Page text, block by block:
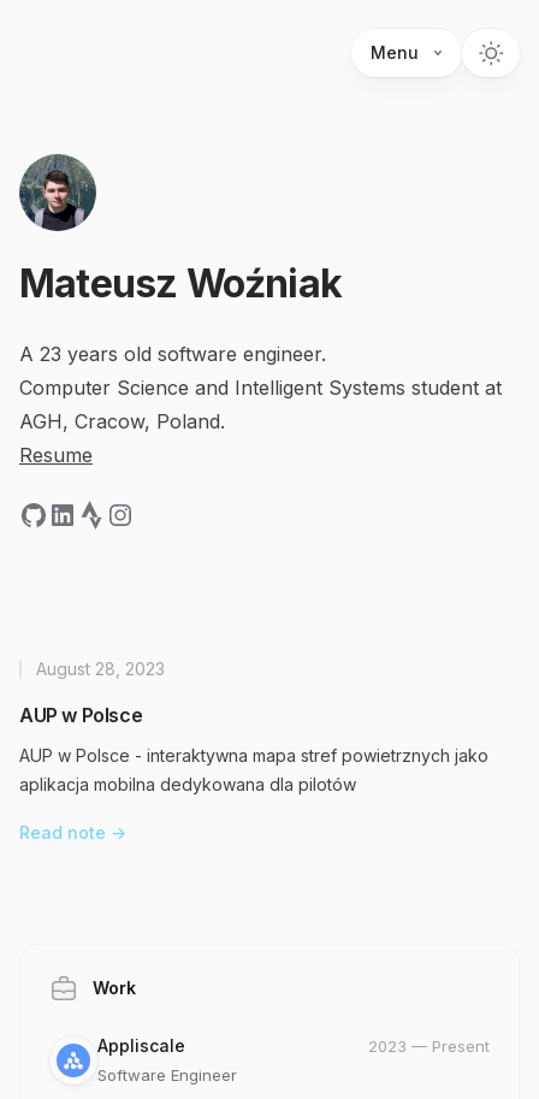
Menu
Mateusz Woźniak
A 23 years old software engineer.
Computer Science and Intelligent Systems student at
AGH, Cracow, Poland.
Resume
AUP w Polsce
August 28, 2023
AUP w Polsce - interaktywna mapa stref powietrznych jako
aplikacja mobilna dedykowana dla pilotów
Read note →
Work
Company
Appliscale
Date 2023 — Present
Role
Software Engineer